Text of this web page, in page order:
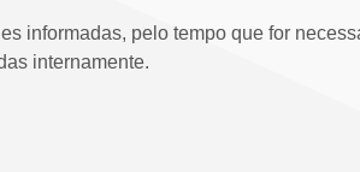
informadas, pelo tempo que for
internamente.